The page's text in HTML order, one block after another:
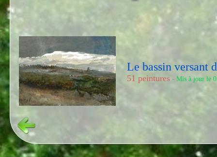
Le bassin versant
51 peintures - Mis à jour le